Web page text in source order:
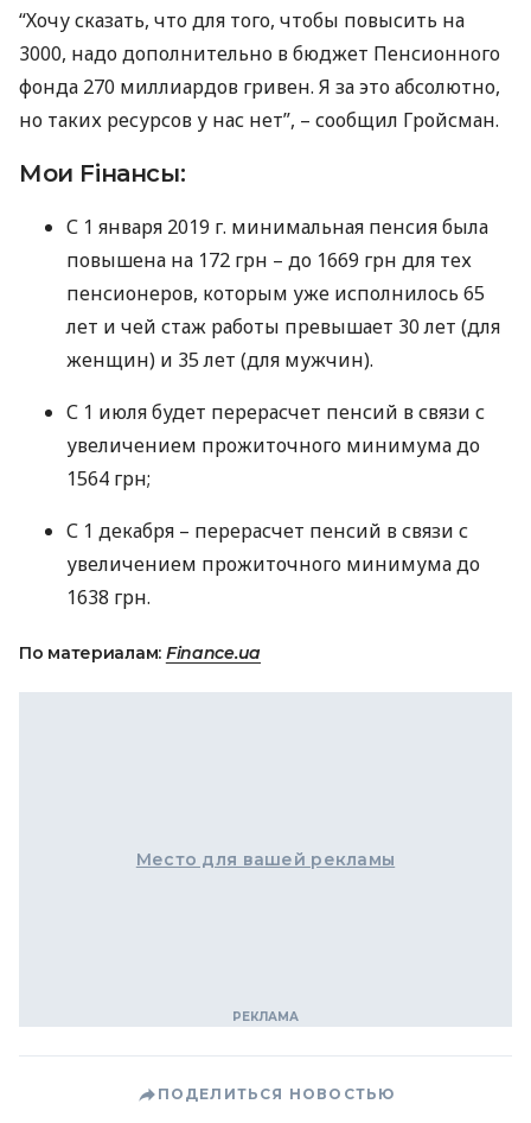
“Хочу сказать, что для того, чтобы повысить на
3000, надо дополнительно в бюджет Пенсионного
фонда 270 миллиардов гривен. Я за это абсолютно,
но таких ресурсов у нас нет”, – сообщил Гройсман.
Мои Fiнансы:
С 1 января 2019 г. минимальная пенсия была
повышена на 172 грн – до 1669 грн для тех
пенсионеров, которым уже исполнилось 65
лет и чей стаж работы превышает 30 лет (для
женщин) и 35 лет (для мужчин).
С 1 июля будет перерасчет пенсий в связи с
увеличением прожиточного минимума до
1564 грн;
С 1 декабря – перерасчет пенсий в связи с
увеличением прожиточного минимума до
1638 грн.
По материалам: Finance.ua
Место для вашей рекламы
ПОДЕЛИТЬСЯ НОВОСТЬЮ